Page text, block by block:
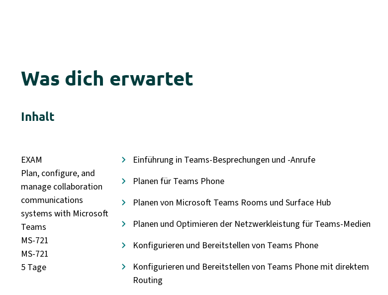
Was dich erwartet
Inhalt
EXAM
Plan, configure, and
manage collaboration
communications
systems with Microsoft
Teams
MS-721
MS-721
5 Tage
Einführung in Teams-Besprechungen und -Anrufe
Planen für Teams Phone
Planen von Microsoft Teams Rooms und Surface Hub
Planen und Optimieren der Netzwerkleistung für Teams-Medien
Konfigurieren und Bereitstellen von Teams Phone
Konfigurieren und Bereitstellen von Teams Phone mit direktem
Routing